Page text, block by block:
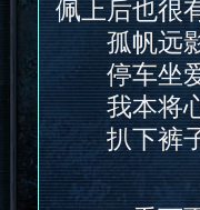
佩上后也很
孤帆远影
停车坐爱
我本将心
扒下裤子